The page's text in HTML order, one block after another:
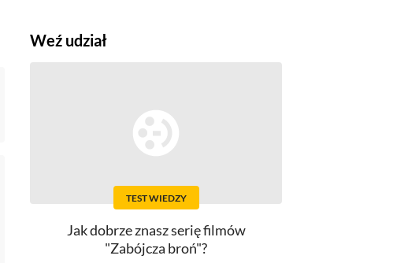
Weź udział
TEST WIEDZY
Jak dobrze znasz serię filmów
"Zabójcza broń"?